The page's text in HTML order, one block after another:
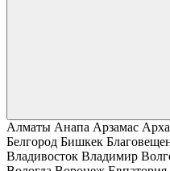
Алматы Анапа Арзамас
Белгород Бишкек
Владивосток Владимир